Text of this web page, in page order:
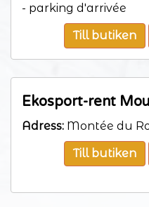
- parking d'arrivée
Till butiken
Ekosport-rent
Adress: Montée du
Till butiken